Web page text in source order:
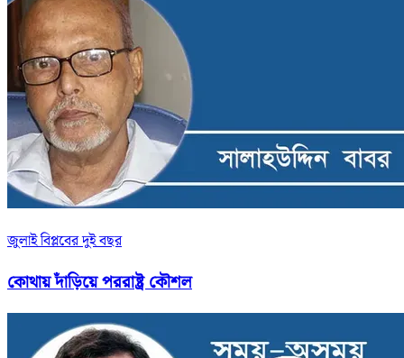
জুলাই বিপ্লবের দুই বছর
কোথায় দাঁড়িয়ে পররাষ্ট্র কৌশল